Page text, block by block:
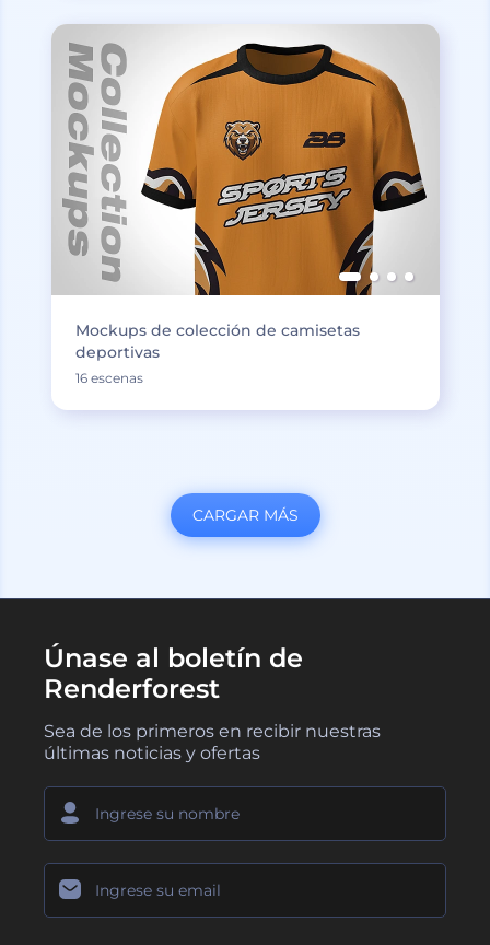
Mockups de colección de camisetas
deportivas
16 escenas
CARGAR MÁS
Únase al boletín de
Renderforest
Sea de los primeros en recibir nuestras
últimas noticias y ofertas